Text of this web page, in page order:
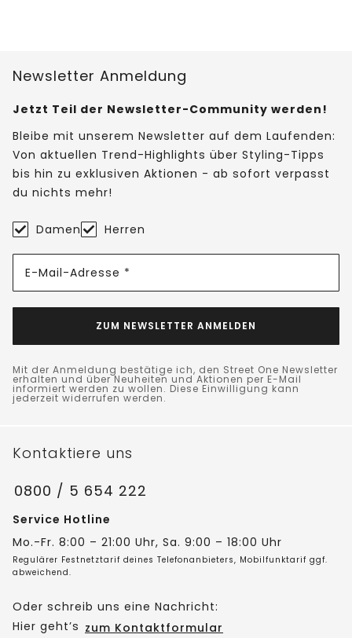
Newsletter Anmeldung
Jetzt Teil der Newsletter-Community werden!
Bleibe mit unserem Newsletter auf dem Laufenden:
Von aktuellen Trend-Highlights über Styling-Tipps
bis hin zu exklusiven Aktionen - ab sofort verpasst
du nichts mehr!
Damen Herren
E-Mail-Adresse *
ZUM NEWSLETTER ANMELDEN
Mit der Anmeldung bestätige ich, den Street One Newsletter
erhalten und über Neuheiten und Aktionen per E-Mail
informiert werden zu wollen. Diese Einwilligung kann
jederzeit widerrufen werden.
Kontaktiere uns
0800 / 5 654 222
Service Hotline
Mo.-Fr. 8:00 – 21:00 Uhr, Sa. 9:00 – 18:00 Uhr
Regulärer Festnetztarif deines Telefonanbieters, Mobilfunktarif ggf.
abweichend.
Oder schreib uns eine Nachricht:
Hier geht’s zum Kontaktformular